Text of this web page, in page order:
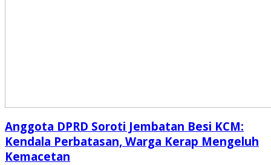
Anggota DPRD Soroti Jembatan Besi KCM:
Kendala Perbatasan, Warga Kerap Mengeluh
Kemacetan